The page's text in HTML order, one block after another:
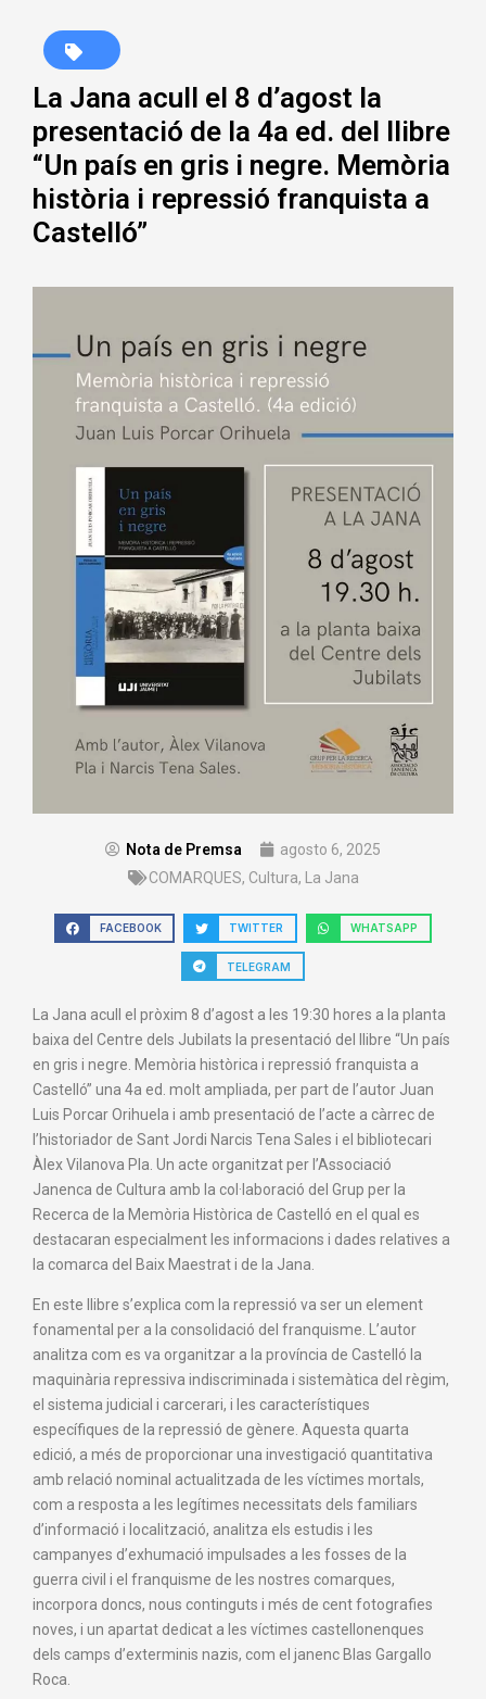
La Jana acull el 8 d’agost la
presentació de la 4a ed. del llibre
“Un país en gris i negre. Memòria
història i repressió franquista a
Castelló”
Nota de Premsa
agosto 6, 2025
COMARQUES, Cultura, La Jana
FACEBOOK TWITTER WHATSAPP
TELEGRAM
La Jana acull el pròxim 8 d’agost a les 19:30 hores a la planta
baixa del Centre dels Jubilats la presentació del llibre “Un país
en gris i negre. Memòria històrica i repressió franquista a
Castelló” una 4a ed. molt ampliada, per part de l’autor Juan
Luis Porcar Orihuela i amb presentació de l’acte a càrrec de
l’historiador de Sant Jordi Narcis Tena Sales i el bibliotecari
Àlex Vilanova Pla. Un acte organitzat per l’Associació
Janenca de Cultura amb la col·laboració del Grup per la
Recerca de la Memòria Històrica de Castelló en el qual es
destacaran especialment les informacions i dades relatives a
la comarca del Baix Maestrat i de la Jana.
En este llibre s’explica com la repressió va ser un element
fonamental per a la consolidació del franquisme. L’autor
analitza com es va organitzar a la província de Castelló la
maquinària repressiva indiscriminada i sistemàtica del règim,
el sistema judicial i carcerari, i les característiques
específiques de la repressió de gènere. Aquesta quarta
edició, a més de proporcionar una investigació quantitativa
amb relació nominal actualitzada de les víctimes mortals,
com a resposta a les legítimes necessitats dels familiars
d’informació i localització, analitza els estudis i les
campanyes d’exhumació impulsades a les fosses de la
guerra civil i el franquisme de les nostres comarques,
incorpora doncs, nous continguts i més de cent fotografies
noves, i un apartat dedicat a les víctimes castellonenques
dels camps d’exterminis nazis, com el janenc Blas Gargallo
Roca.